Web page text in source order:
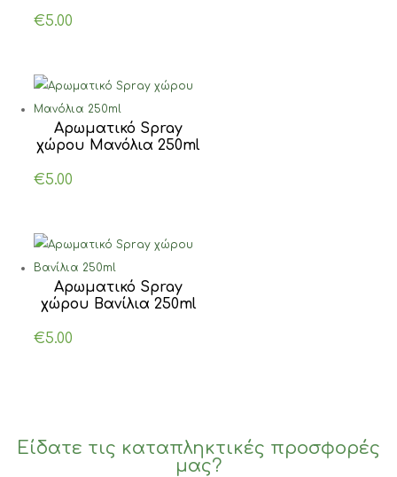
€5.00
Αρωματικό Spray
χώρου Μανόλια 250ml
€5.00
Αρωματικό Spray
χώρου Βανίλια 250ml
€5.00
Είδατε τις καταπληκτικές προσφορές
μας?